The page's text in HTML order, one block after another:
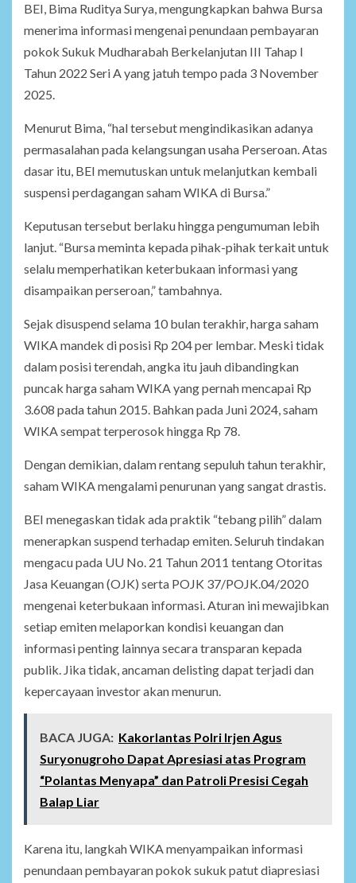
BEI, Bima Ruditya Surya, mengungkapkan bahwa Bursa
menerima informasi mengenai penundaan pembayaran
pokok Sukuk Mudharabah Berkelanjutan III Tahap I
Tahun 2022 Seri A yang jatuh tempo pada 3 November
2025.
Menurut Bima, “hal tersebut mengindikasikan adanya
permasalahan pada kelangsungan usaha Perseroan. Atas
dasar itu, BEI memutuskan untuk melanjutkan kembali
suspensi perdagangan saham WIKA di Bursa.”
Keputusan tersebut berlaku hingga pengumuman lebih
lanjut. “Bursa meminta kepada pihak-pihak terkait untuk
selalu memperhatikan keterbukaan informasi yang
disampaikan perseroan,” tambahnya.
Sejak disuspend selama 10 bulan terakhir, harga saham
WIKA mandek di posisi Rp 204 per lembar. Meski tidak
dalam posisi terendah, angka itu jauh dibandingkan
puncak harga saham WIKA yang pernah mencapai Rp
3.608 pada tahun 2015. Bahkan pada Juni 2024, saham
WIKA sempat terperosok hingga Rp 78.
Dengan demikian, dalam rentang sepuluh tahun terakhir,
saham WIKA mengalami penurunan yang sangat drastis.
BEI menegaskan tidak ada praktik “tebang pilih” dalam
menerapkan suspend terhadap emiten. Seluruh tindakan
mengacu pada UU No. 21 Tahun 2011 tentang Otoritas
Jasa Keuangan (OJK) serta POJK 37/POJK.04/2020
mengenai keterbukaan informasi. Aturan ini mewajibkan
setiap emiten melaporkan kondisi keuangan dan
informasi penting lainnya secara transparan kepada
publik. Jika tidak, ancaman delisting dapat terjadi dan
kepercayaan investor akan menurun.
BACA JUGA: Kakorlantas Polri Irjen Agus
Suryonugroho Dapat Apresiasi atas Program
“Polantas Menyapa” dan Patroli Presisi Cegah
Balap Liar
Karena itu, langkah WIKA menyampaikan informasi
penundaan pembayaran pokok sukuk patut diapresiasi